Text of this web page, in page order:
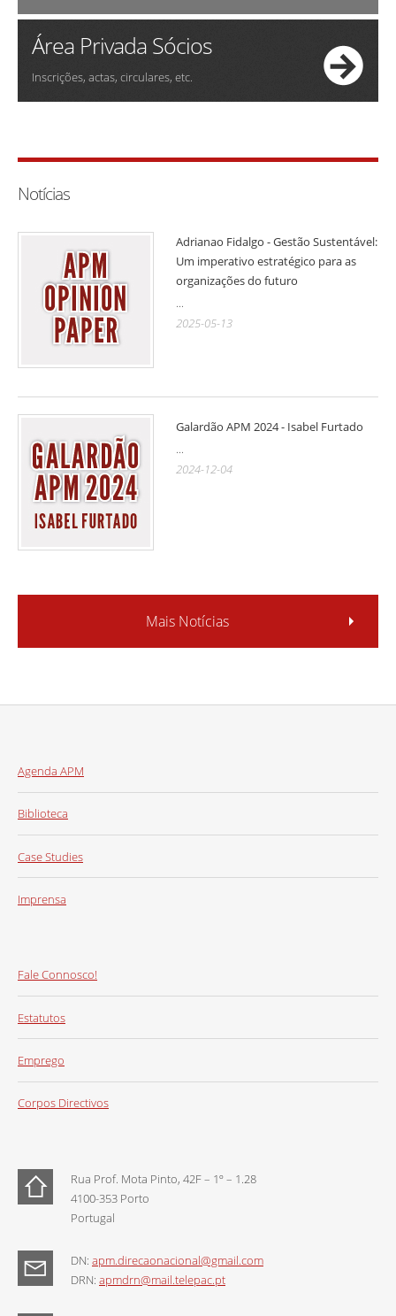
Área Privada Sócios
Inscrições, actas, circulares, etc.
Notícias
Adrianao Fidalgo - Gestão Sustentável:
Um imperativo estratégico para as
organizações do futuro
...
2025-05-13
Galardão APM 2024 - Isabel Furtado
...
2024-12-04
Mais Notícias
Agenda APM
Biblioteca
Case Studies
Imprensa
Fale Connosco!
Estatutos
Emprego
Corpos Directivos
Rua Prof. Mota Pinto, 42F – 1º – 1.28
4100-353 Porto
Portugal
DN: apm.direcaonacional@gmail.com
DRN: apmdrn@mail.telepac.pt